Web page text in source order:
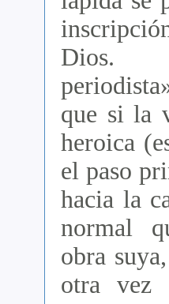
Dios.
que si la
heroica
el paso
hacia la
normal
obra
otra vez